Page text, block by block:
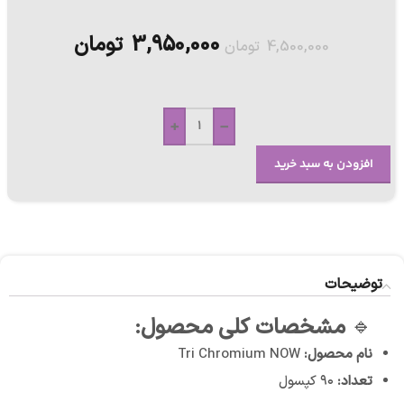
4,500,000 تومان 3,950,000 تومان
-
+
افزودن به سبد خرید
توضیحات
🔹 مشخصات کلی محصول:
نام محصول:
تعداد: